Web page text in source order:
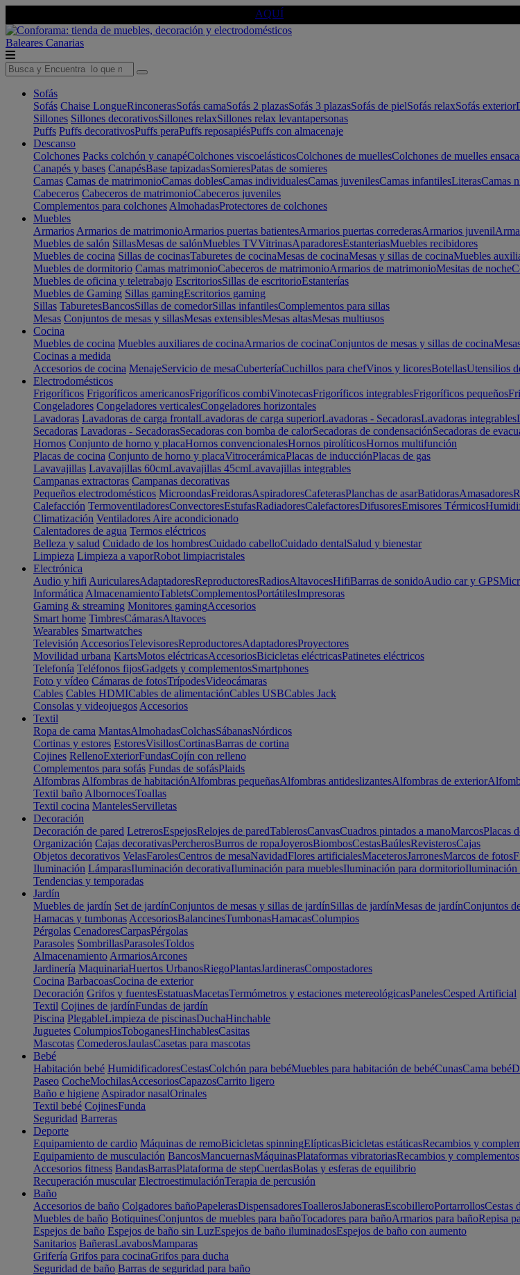
AQUÍ
Baleares Canarias
Sofás
Sofás Chaise LongueRinconerasSofás camaSofás 2 plazasSofás 3 plazasSofás de pielSofás relaxSofás exterior
Sillones Sillones decorativosSillones relaxSillones relax levantapersonas
Puffs Puffs decorativosPuffs peraPuffs reposapiésPuffs con almacenaje
Descanso
Colchones Packs colchón y canapéColchones viscoelásticosColchones de muellesColchones de muelles
Canapés y bases CanapésBase tapizadasSomieresPatas de somieres
Camas Camas de matrimonioCamas doblesCamas individualesCamas juvenilesCamas infantilesLiterasCamas
Cabeceros Cabeceros de matrimonioCabeceros juveniles
Complementos para colchones AlmohadasProtectores de colchones
Muebles
Armarios Armarios de matrimonioArmarios puertas batientesArmarios puertas correderasArmarios juvenil
Muebles de salón SillasMesas de salónMuebles TVVitrinasAparadoresEstanteriasMuebles recibidores
Muebles de cocina Sillas de cocinasTaburetes de cocinaMesas de cocinaMesas y sillas de cocinaMuebles
Muebles de dormitorio Camas matrimonioCabeceros de matrimonioArmarios de matrimonioMesitas de noche
Muebles de oficina y teletrabajo EscritoriosSillas de escritorioEstanterías
Muebles de Gaming Sillas gamingEscritorios gaming
Sillas TaburetesBancosSillas de comedorSillas infantilesComplementos para sillas
Mesas Conjuntos de mesas y sillasMesas extensiblesMesas altasMesas multiusos
Cocina
Muebles de cocina Muebles auxiliares de cocinaArmarios de cocinaConjuntos de mesas y sillas de cocina
Cocinas a medida
Accesorios de cocina MenajeServicio de mesaCuberteríaCuchillos para chefVinos y licoresBotellasUtensilios
Electrodomésticos
Frigoríficos Frigoríficos americanosFrigoríficos combiVinotecasFrigoríficos integrablesFrigoríficos pequeños
Congeladores Congeladores verticalesCongeladores horizontales
Lavadoras Lavadoras de carga frontalLavadoras de carga superiorLavadoras - SecadorasLavadoras integrables
Secadoras Lavadoras - SecadorasSecadoras con bomba de calorSecadoras de condensaciónSecadoras de
Hornos Conjunto de horno y placaHornos convencionalesHornos pirolíticosHornos multifunción
Placas de cocina Conjunto de horno y placaVitrocerámicaPlacas de inducciónPlacas de gas
Lavavajillas Lavavajillas 60cmLavavajillas 45cmLavavajillas integrables
Campanas extractoras Campanas decorativas
Pequeños electrodomésticos MicroondasFreidorasAspiradoresCafeterasPlanchas de asarBatidorasAmasadores
Calefacción TermoventiladoresConvectoresEstufasRadiadoresCalefactoresDifusoresEmisores Térmicos
Climatización Ventiladores Aire acondicionado
Calentadores de agua Termos eléctricos
Belleza y salud Cuidado de los hombresCuidado cabelloCuidado dentalSalud y bienestar
Limpieza Limpieza a vaporRobot limpiacristales
Electrónica
Audio y hifi AuricularesAdaptadoresReproductoresRadiosAltavocesHifiBarras de sonidoAudio car y GPS
Informática AlmacenamientoTabletsComplementosPortátilesImpresoras
Gaming & streaming Monitores gamingAccesorios
Smart home TimbresCámarasAltavoces
Wearables Smartwatches
Televisión AccesoriosTelevisoresReproductoresAdaptadoresProyectores
Movilidad urbana KartsMotos eléctricasAccesoriosBicicletas eléctricasPatinetes eléctricos
Telefonía Teléfonos fijosGadgets y complementosSmartphones
Foto y vídeo Cámaras de fotosTrípodesVideocámaras
Cables Cables HDMICables de alimentaciónCables USBCables Jack
Consolas y videojuegos Accesorios
Textil
Ropa de cama MantasAlmohadasColchasSábanasNórdicos
Cortinas y estores EstoresVisillosCortinasBarras de cortina
Cojines RellenoExteriorFundasCojín con relleno
Complementos para sofás Fundas de sofásPlaids
Alfombras Alfombras de habitaciónAlfombras pequeñasAlfombras antideslizantesAlfombras de exterior
Textil baño AlbornocesToallas
Textil cocina MantelesServilletas
Decoración
Decoración de pared LetrerosEspejosRelojes de paredTablerosCanvasCuadros pintados a manoMarcosPlacas
Organización Cajas decorativasPercherosBurros de ropaJoyerosBiombosCestasBaúlesRevisterosCajas
Objetos decorativos VelasFarolesCentros de mesaNavidadFlores artificialesMaceterosJarronesMarcos de fotos
Iluminación LámparasIluminación decorativaIluminación para mueblesIluminación para dormitorioIluminación
Tendencias y temporadas
Jardín
Muebles de jardín Set de jardínConjuntos de mesas y sillas de jardínSillas de jardínMesas de jardínConjuntos
Hamacas y tumbonas AccesoriosBalancinesTumbonasHamacasColumpios
Pérgolas CenadoresCarpasPérgolas
Parasoles SombrillasParasolesToldos
Almacenamiento ArmariosArcones
Jardinería MaquinariaHuertos UrbanosRiegoPlantasJardinerasCompostadores
Cocina BarbacoasCocina de exterior
Decoración Grifos y fuentesEstatuasMacetasTermómetros y estaciones metereológicasPanelesCesped Artificial
Textil Cojines de jardínFundas de jardín
Piscina PlegableLimpieza de piscinasDuchaHinchable
Juguetes ColumpiosToboganesHinchablesCasitas
Mascotas ComederosJaulasCasetas para mascotas
Bebé
Habitación bebé HumidificadoresCestasColchón para bebéMuebles para habitación de bebéCunasCama bebé
Paseo CocheMochilasAccesoriosCapazosCarrito ligero
Baño e higiene Aspirador nasalOrinales
Textil bebé CojinesFunda
Seguridad Barreras
Deporte
Equipamiento de cardio Máquinas de remoBicicletas spinningElípticasBicicletas estáticasRecambios y
Equipamiento de musculación BancosMancuernasMáquinasPlataformas vibratoriasRecambios y complementos
Accesorios fitness BandasBarrasPlataforma de stepCuerdasBolas y esferas de equilibrio
Recuperación muscular ElectroestimulaciónTerapia de percusión
Baño
Accesorios de baño Colgadores bañoPapelerasDispensadoresToallerosJabonerasEscobilleroPortarrollosCestas
Muebles de baño BotiquinesConjuntos de muebles para bañoTocadores para bañoArmarios para bañoRepisa
Espejos de baño Espejos de baño sin LuzEspejos de baño iluminadosEspejos de baño con aumento
Sanitarios BañerasLavabosMamparas
Grifería Grifos para cocinaGrifos para ducha
Seguridad de baño Barras de seguridad para baño